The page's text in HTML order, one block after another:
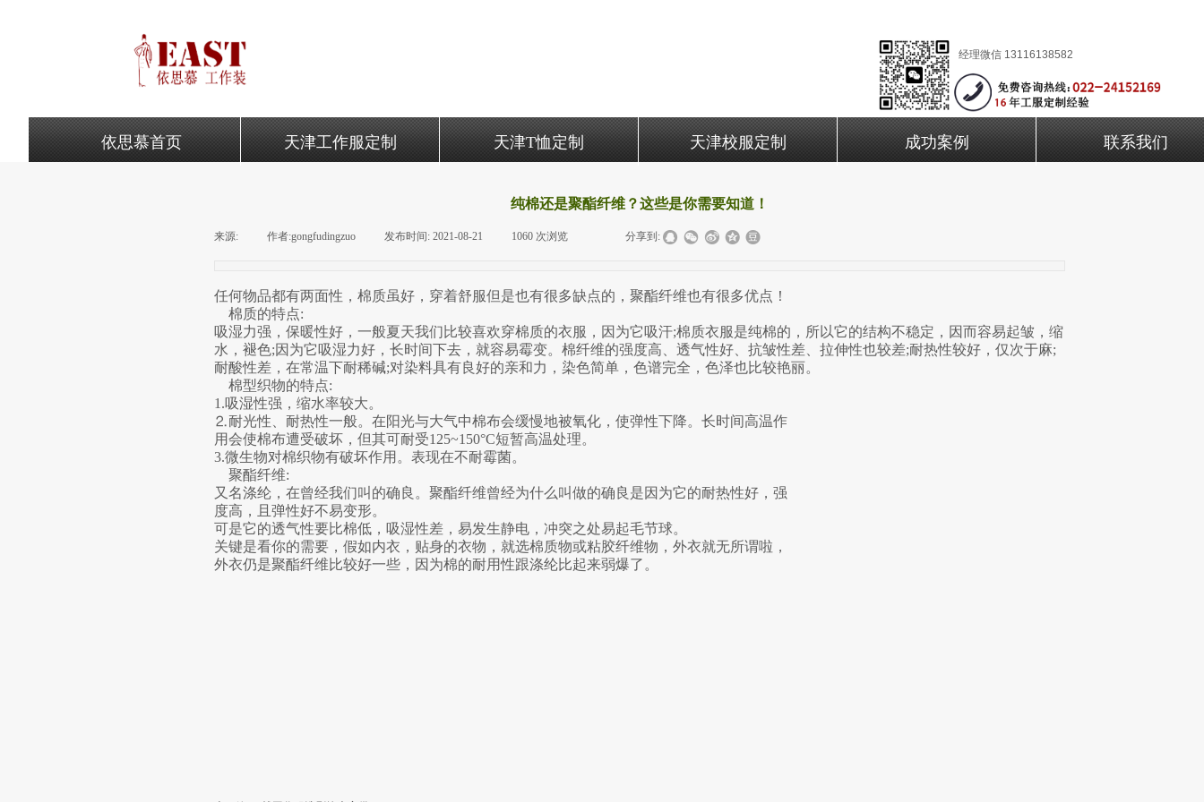
经理微信 13116138582
依思慕首页 天津工作服定制 天津T恤定制 天津校服定制 成功案例 联系我们
纯棉还是聚酯纤维？这些是你需要知道！
来源: 作者:gongfudingzuo 发布时间: 2021-08-21 1060 次浏览 分享到:
任何物品都有两面性，棉质虽好，穿着舒服但是也有很多缺点的，聚酯纤维也有很多优点！
棉质的特点:
吸湿力强，保暖性好，一般夏天我们比较喜欢穿棉质的衣服，因为它吸汗;棉质衣服是纯棉的，所以它的结构不稳定，因而容易起皱，缩
水，褪色;因为它吸湿力好，长时间下去，就容易霉变。棉纤维的强度高、透气性好、抗皱性差、拉伸性也较差;耐热性较好，仅次于麻;
耐酸性差，在常温下耐稀碱;对染料具有良好的亲和力，染色简单，色谱完全，色泽也比较艳丽。
棉型织物的特点:
1.吸湿性强，缩水率较大。
⒉耐光性、耐热性一般。在阳光与大气中棉布会缓慢地被氧化，使弹性下降。长时间高温作
用会使棉布遭受破坏，但其可耐受125~150°C短暂高温处理。
3.微生物对棉织物有破坏作用。表现在不耐霉菌。
聚酯纤维:
又名涤纶，在曾经我们叫的确良。聚酯纤维曾经为什么叫做的确良是因为它的耐热性好，强
度高，且弹性好不易变形。
可是它的透气性要比棉低，吸湿性差，易发生静电，冲突之处易起毛节球。
关键是看你的需要，假如内衣，贴身的衣物，就选棉质物或粘胶纤维物，外衣就无所谓啦，
外衣仍是聚酯纤维比较好一些，因为棉的耐用性跟涤纶比起来弱爆了。